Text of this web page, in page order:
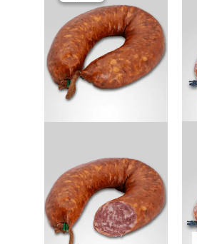
war:
6,80 €
ist:
6,12 €.